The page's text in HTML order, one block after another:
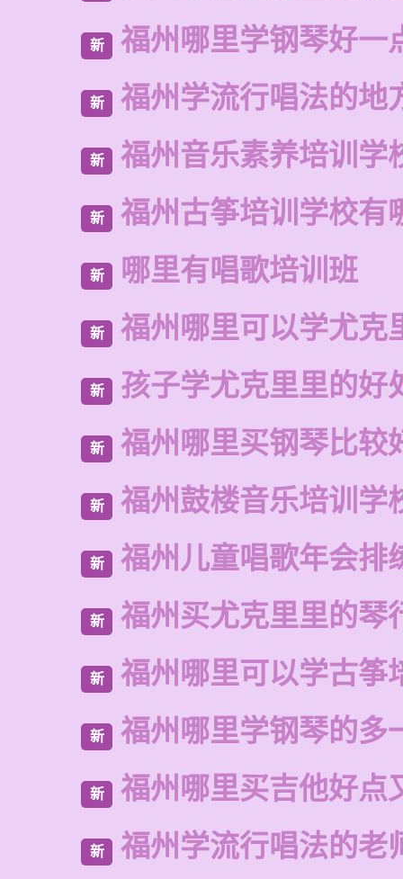
新 福州哪里学钢琴好一
新 福州学流行唱法的地
新 福州音乐素养培训学
新 福州古筝培训学校有
新 哪里有唱歌培训班
新 福州哪里可以学尤克
新 孩子学尤克里里的好
新 福州哪里买钢琴比较
新 福州鼓楼音乐培训学
新 福州儿童唱歌年会排
新 福州买尤克里里的琴
新 福州哪里可以学古筝
新 福州哪里学钢琴的多
新 福州哪里买吉他好点
新 福州学流行唱法的老